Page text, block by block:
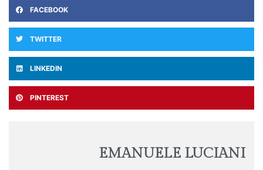
FACEBOOK
TWITTER
LINKEDIN
PINTEREST
EMANUELE LUCIANI